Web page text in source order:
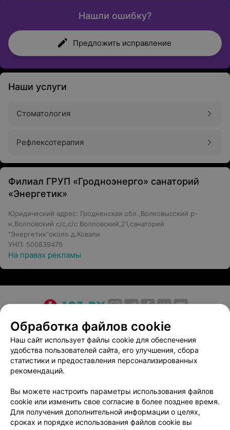
Нашли ошибку?
Предложить исправление
Наши услуги
Стоматология
Рефлексотерапия
Филиал ГРУП «Гродноэнерго» санаторий
«Энергетик»
Юридический адрес: Гродненская обл.,Волковысский р-
н,Волповский с/с,с/с Волповский,21,санаторий
"Энергетик"около д.Ковали
УНП: 500839476
На правах рекламы
О проекте Новости проекта
Размещение рекламы
Медицинский маркетинг
Публичный договор
Пользовательское соглашение
Способы оплаты
Вакансии
Партнеры
Написать в поддержку
Персональные настройки cookie
Обработка персональных данных
Обработка файлов cookie
Наш сайт использует файлы cookie для обеспечения
удобства пользователей сайта, его улучшения, сбора
статистики и предоставления персонализированных
рекомендаций.
Вы можете настроить параметры использования файлов
cookie или изменить свое согласие в более позднее время.
Для получения дополнительной информации о целях,
сроках и порядке использования файлов cookie вы